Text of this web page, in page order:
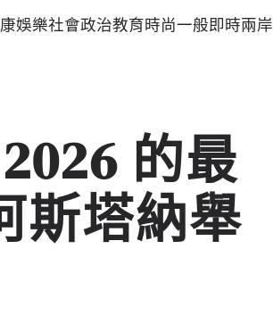
娛樂社會政治教育時尚一般即時兩岸
的最
斯塔納舉